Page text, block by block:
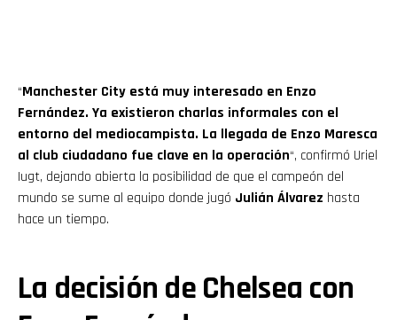
“Manchester City está muy interesado en Enzo
Fernández. Ya existieron charlas informales con el
entorno del mediocampista. La llegada de Enzo Maresca
al club ciudadano fue clave en la operación“, confirmó Uriel
Iugt, dejando abierta la posibilidad de que el campeón del
mundo se sume al equipo donde jugó Julián Álvarez hasta
hace un tiempo.
La decisión de Chelsea con